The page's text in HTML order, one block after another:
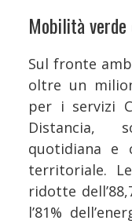
Mobilità
Sul fronte
oltre un
per i servizi
Distancia,
quotidiana e
territoriale.
ridotte
l’81%